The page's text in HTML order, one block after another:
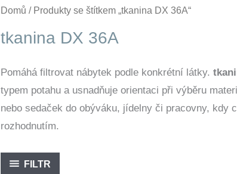
Domů / Produkty se štítkem „tkanina DX 36A“
tkanina DX 36A
Pomáhá filtrovat nábytek podle konkrétní látky.
typem potahu a usnadňuje orientaci při výběru
nebo sedaček do obýváku, jídelny či pracovny, kdy
rozhodnutím.
FILTR